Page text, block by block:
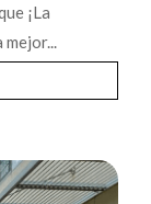
¡La